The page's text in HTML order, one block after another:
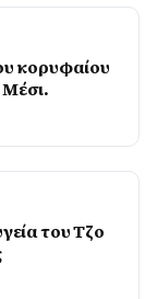
κορυφαίου
του Τζο